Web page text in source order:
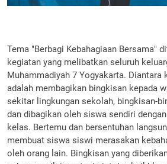
Tema "Berbagi Kebahagiaan Bersama"
kegiatan yang melibatkan seluruh
Muhammadiyah 7 Yogyakarta. Diantara
adalah membagikan bingkisan kepada
sekitar lingkungan sekolah, bingkisan-
dan dibagikan oleh siswa sendiri
kelas. Bertemu dan bersentuhan
membuat siswa siswi merasakan
oleh orang lain. Bingkisan yang